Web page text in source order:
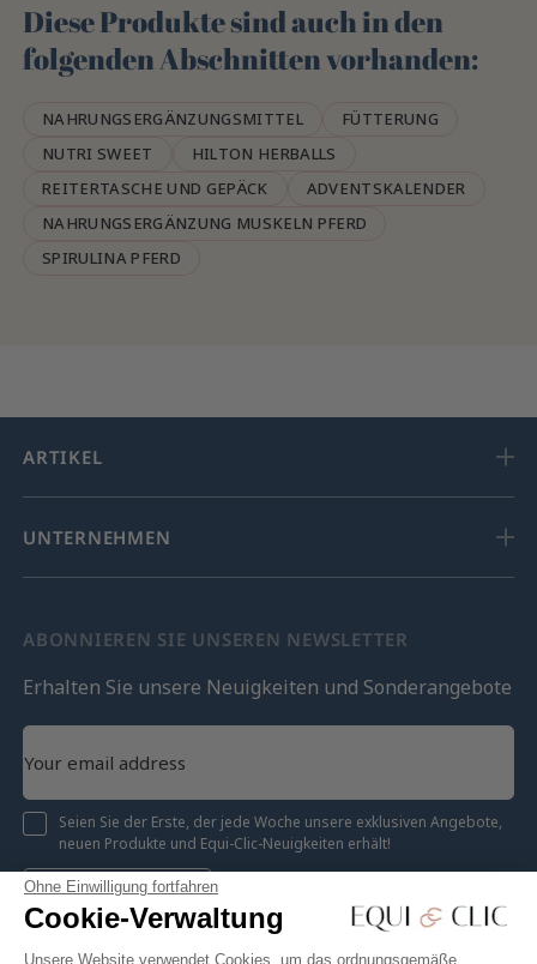
Ohne Einwilligung fortfahren
Cookie-Verwaltung
Unsere Website verwendet Cookies, um das ordnungsgemäße
Diese Produkte sind auch in den
folgenden Abschnitten vorhanden:
NAHRUNGSERGÄNZUNGSMITTEL
FÜTTERUNG
NUTRI SWEET
HILTON HERBALLS
REITERTASCHE UND GEPÄCK
ADVENTSKALENDER
NAHRUNGSERGÄNZUNG MUSKELN PFERD
SPIRULINA PFERD
ARTIKEL
UNTERNEHMEN
ABONNIEREN SIE UNSEREN NEWSLETTER
Erhalten Sie unsere Neuigkeiten und Sonderangebote
Seien Sie der Erste, der jede Woche unsere exklusiven Angebote,
neuen Produkte und Equi-Clic-Neuigkeiten erhält!
Registrieren